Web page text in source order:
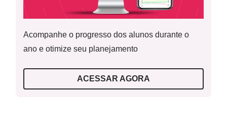
Acompanhe o progresso dos alunos durante o
ano e otimize seu planejamento
ACESSAR AGORA